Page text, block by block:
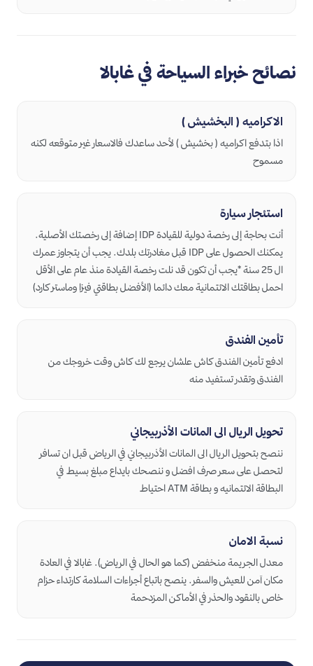
نصائح خبراء السياحة في غابالا
الاكراميه ( البخشيش )
اذا بتدفع اكراميه ( بخشيش ) لأحد ساعدك فالاسعار غير متوقعه لكنه
مسموح
استئجار سيارة
أنت بحاجة إلى رخصة دولية للقيادة IDP إضافة إلى رخصتك الأصلية.
يمكنك الحصول على IDP قبل مغادرتك بلدك. يجب أن يتجاوز عمرك
ال 25 سنة *يجب أن تكون قد نلت رخصة القيادة منذ عام على الأقل
احمل بطاقتك الائتمانية معك دائما (الأفضل بطاقتي فيزا وماستر كارد)
تأمين الفندق
ادفع تأمين الفندق كاش علشان يرجع لك كاش وقت خروجك من
الفندق وتقدر تستفيد منه
تحويل الريال الى المانات الأذربيجاني
ننصح بتحويل الريال الى المانات الأذربيجاني في الرياض قبل ان تسافر
لتحصل على سعر صرف افضل و ننصحك بايداع مبلغ بسيط في
البطاقة الائتمانيه و بطاقة ATM احتياط
نسبة الامان
معدل الجريمة منخفض (كما هو الحال في الرياض). غابالا في العادة
مكان آمن للعيش والسفر. ينصح باتباع أجراءات السلامة كارتداء حزام
خاص بالنقود والحذر في الأماكن المزدحمة